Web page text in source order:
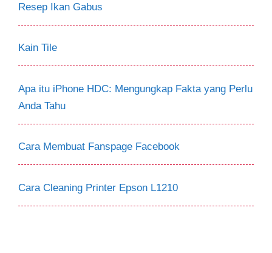
Resep Ikan Gabus
Kain Tile
Apa itu iPhone HDC: Mengungkap Fakta yang Perlu
Anda Tahu
Cara Membuat Fanspage Facebook
Cara Cleaning Printer Epson L1210